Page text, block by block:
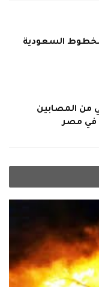
الخطوط السعودية
من المصابين
في مصر